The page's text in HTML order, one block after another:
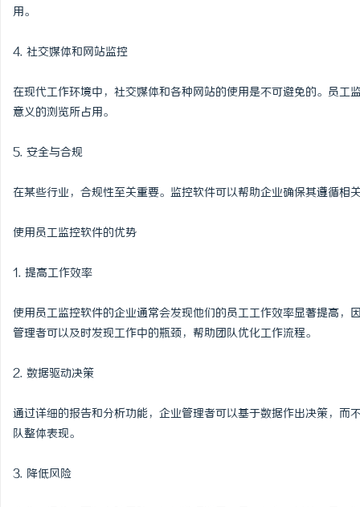
用。
4. 社交媒体和网站监控
在现代工作环境中，社交媒体和各种网站的使用是不可避免的。员
意义的浏览所占用。
5. 安全与合规
在某些行业，合规性至关重要。监控软件可以帮助企业确保其遵循相
使用员工监控软件的优势
1. 提高工作效率
使用员工监控软件的企业通常会发现他们的员工工作效率显著提高
管理者可以及时发现工作中的瓶颈，帮助团队优化工作流程。
2. 数据驱动决策
通过详细的报告和分析功能，企业管理者可以基于数据作出决策，
队整体表现。
3. 降低风险